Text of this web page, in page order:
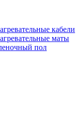
кабели
маты
пол